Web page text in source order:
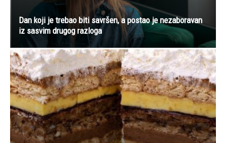
Dan koji je trebao biti savršen, a postao je nezaboravan
iz sasvim drugog razloga